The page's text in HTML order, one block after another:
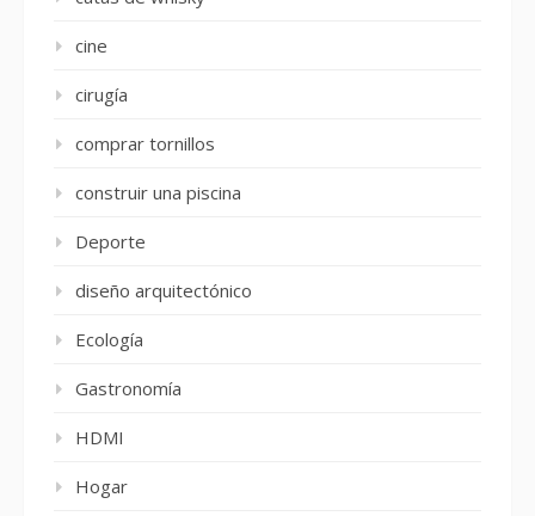
cine
cirugía
comprar tornillos
construir una piscina
Deporte
diseño arquitectónico
Ecología
Gastronomía
HDMI
Hogar